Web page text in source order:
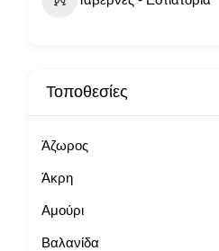
Τοποθεσίες
Άζωρος
Άκρη
Αμούρι
Βαλανίδα